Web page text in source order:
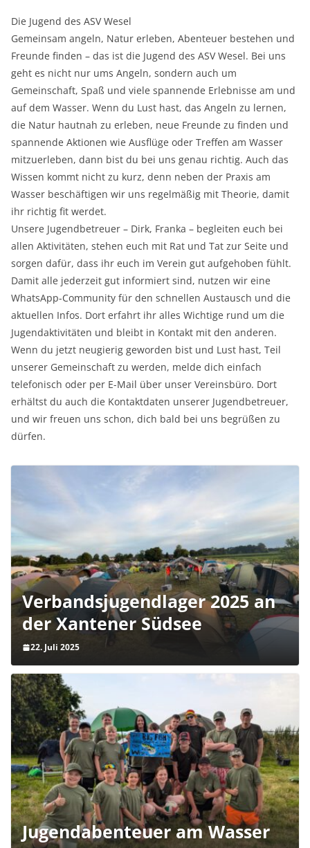
Die Jugend des ASV Wesel
Gemeinsam angeln, Natur erleben, Abenteuer bestehen und
Freunde finden – das ist die Jugend des ASV Wesel. Bei uns
geht es nicht nur ums Angeln, sondern auch um
Gemeinschaft, Spaß und viele spannende Erlebnisse am und
auf dem Wasser. Wenn du Lust hast, das Angeln zu lernen,
die Natur hautnah zu erleben, neue Freunde zu finden und
spannende Aktionen wie Ausflüge oder Treffen am Wasser
mitzuerleben, dann bist du bei uns genau richtig. Auch das
Wissen kommt nicht zu kurz, denn neben der Praxis am
Wasser beschäftigen wir uns regelmäßig mit Theorie, damit
ihr richtig fit werdet.
Unsere Jugendbetreuer – Dirk, Franka – begleiten euch bei
allen Aktivitäten, stehen euch mit Rat und Tat zur Seite und
sorgen dafür, dass ihr euch im Verein gut aufgehoben fühlt.
Damit alle jederzeit gut informiert sind, nutzen wir eine
WhatsApp-Community für den schnellen Austausch und die
aktuellen Infos. Dort erfahrt ihr alles Wichtige rund um die
Jugendaktivitäten und bleibt in Kontakt mit den anderen.
Wenn du jetzt neugierig geworden bist und Lust hast, Teil
unserer Gemeinschaft zu werden, melde dich einfach
telefonisch oder per E-Mail über unser Vereinsbüro. Dort
erhältst du auch die Kontaktdaten unserer Jugendbetreuer,
und wir freuen uns schon, dich bald bei uns begrüßen zu
dürfen.
Verbandsjugendlager 2025 an
der Xantener Südsee
22. Juli 2025
Jugendabenteuer am Wasser